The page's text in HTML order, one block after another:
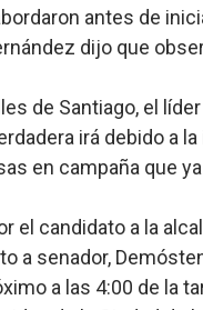
y a Yeisy por sus
y fortaleciendo la
antes de
dijo que
de Santiago, el
irá debido a
en campaña que
el candidato a la
a senador,
a las 4:00 de la